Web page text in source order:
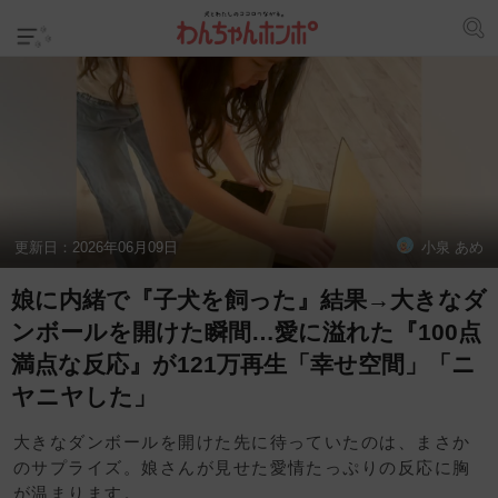
更新日： 2026年06月09日 小泉 あめ
娘に内緒で『子犬を飼った』結果→大きなダ
ンボールを開けた瞬間…愛に溢れた『100点
満点な反応』が121万再生「幸せ空間」「ニ
ヤニヤした」
大きなダンボールを開けた先に待っていたのは、まさか
のサプライズ。娘さんが見せた愛情たっぷりの反応に胸
が温まります。